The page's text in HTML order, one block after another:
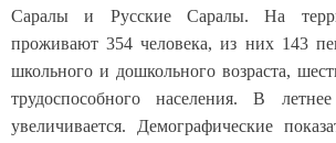
Саралы и Русские Саралы. На
проживают 354 человека, из них 143
школьного и дошкольного возраста,
трудоспособного населения. В
увеличивается. Демографические